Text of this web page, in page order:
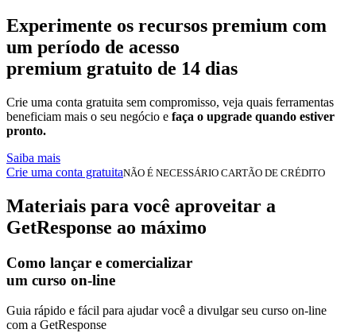
Experimente os recursos premium com
um período de acesso
premium gratuito de 14 dias
Crie uma conta gratuita sem compromisso, veja quais ferramentas
beneficiam mais o seu negócio e faça o upgrade quando estiver
pronto.
Saiba mais
Crie uma conta gratuitaNÃO É NECESSÁRIO CARTÃO DE CRÉDITO
Materiais para você aproveitar a
GetResponse ao máximo
Como lançar e comercializar
um curso on-line
Guia rápido e fácil para ajudar você a divulgar seu curso on-line
com a GetResponse